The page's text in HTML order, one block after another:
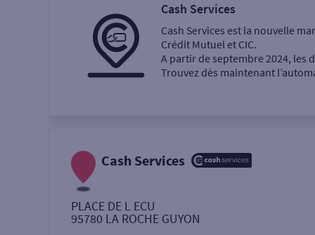
Ma recherche
Retrait de billets €
Cash Services
Cash Services est la nouvelle
Crédit Mutuel et CIC.
A partir de septembre 2024, les
Trouvez dès maintenant
Cash Services
PLACE DE L ECU
95780 LA ROCHE GUYON